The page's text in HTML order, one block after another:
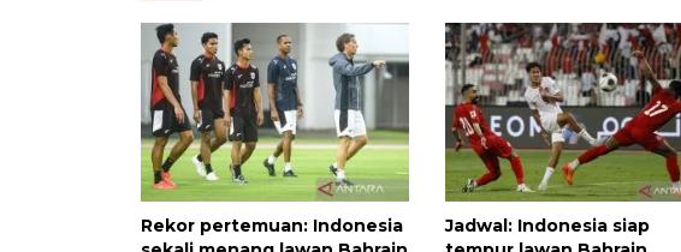
Rekor pertemuan: Indonesia
Jadwal: Indonesia siap
4